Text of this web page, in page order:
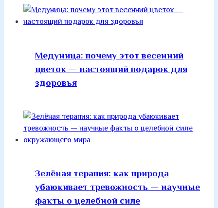
Медуница: почему этот весенний
цветок — настоящий подарок для
здоровья
Зелёная терапия: как природа
убаюкивает тревожность — научные
факты о целебной силе